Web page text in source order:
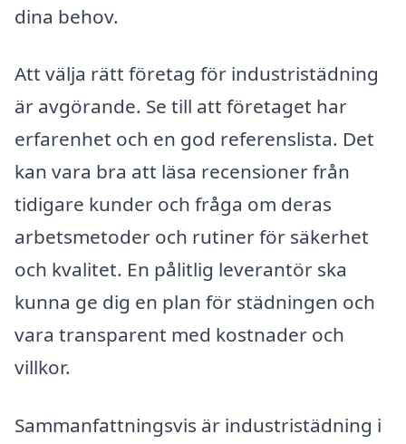
dina behov.
Att välja rätt företag för industristädning
är avgörande. Se till att företaget har
erfarenhet och en god referenslista. Det
kan vara bra att läsa recensioner från
tidigare kunder och fråga om deras
arbetsmetoder och rutiner för säkerhet
och kvalitet. En pålitlig leverantör ska
kunna ge dig en plan för städningen och
vara transparent med kostnader och
villkor.
Sammanfattningsvis är industristädning i